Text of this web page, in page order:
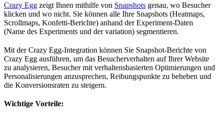
Crazy Egg zeigt Ihnen mithilfe von Snapshots genau, wo Besucher
klicken und wo nicht. Sie können alle Ihre Snapshots (Heatmaps,
Scrollmaps, Konfetti-Berichte) anhand der Experiment-Daten
(Name des Experiments und der variation) segmentieren.
Mit der Crazy Egg-Integration können Sie Snapshot-Berichte von
Crazy Egg ausführen, um das Besucherverhalten auf Ihrer Website
zu analysieren, Besucher mit verhaltensbasierten Optimierungen und
Personalisierungen anzusprechen, Reibungspunkte zu beheben und
die Konversionsraten zu steigern.
Wichtige Vorteile: